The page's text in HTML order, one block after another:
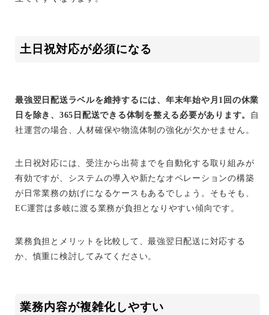
土日祝対応が必須になる
最強翌日配送ラベルを維持するには、年末年始や月1回の休業
日を除き、365日配送できる体制を整える必要があります。
自
社運営の場合、人材確保や物流体制の強化が欠かせません。
土日祝対応には、受注から出荷までを自動化する取り組みが
有効ですが、システムの導入や新たなオペレーションの構築
が日常業務の妨げになるケースもあるでしょう。そもそも、
EC運営は多岐に渡る業務が負担となりやすい傾向です。
業務負担とメリットを比較して、最強翌日配送に対応する
か、慎重に検討してみてください。
業務内容が複雑化しやすい